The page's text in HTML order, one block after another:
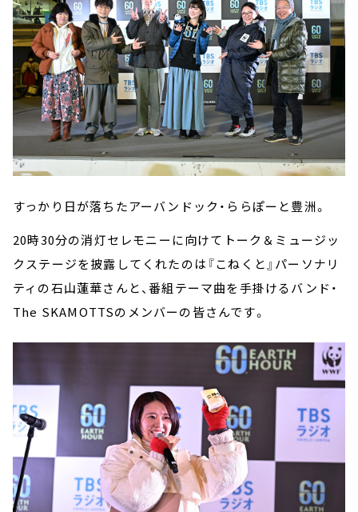
すっかり日が落ちたアーバンドック・ららぽーと豊洲。
20時30分の消灯セレモニーに向けてトーク＆ミュージッ
クステージを披露してくれたのは『こねくと』パーソナリ
ティの石山蓮華さんと、番組テーマ曲を手掛けるバンド・
The SKAMOTTSのメンバーの皆さんです。